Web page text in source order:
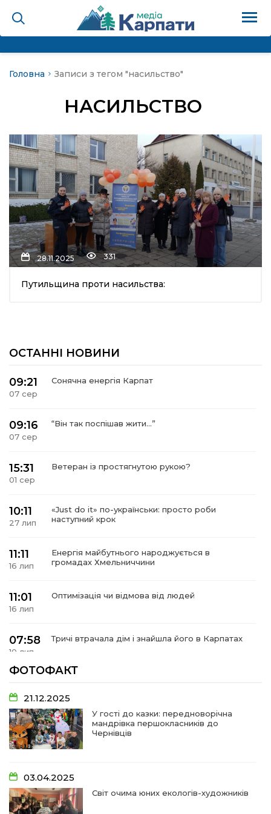
голос гірського
холєра, шо вповідає
вісті
умови придбання
Головна Записи з тегом "насильство"
НАСИЛЬСТВО
28.11.2025 331
Путильщина проти насильства:
ОСТАННІ НОВИНИ
09:21
07 сер
Сонячна енергія Карпат
09:16
07 сер
“Він так поспішав жити…”
15:31
01 сер
Ветеран із простягнутою рукою?
10:11
27 лип
«Just do it» по-українськи: просто роби
наступний крок
11:11
16 лип
Енергія майбутнього народжується в
громадах Хмельниччини
11:01
16 лип
Оптимізація чи відмова від людей
07:58
10 лип
Тричі втрачала дім і знайшла його в Карпатах
10 лип
13:30
06 лип
Від прикордонної застави до Донбасу:
14:18
01 лип
Творчі підсумки юних художників
ФОТОФАКТ
21.12.2025
У гості до казки: передноворічна
мандрівка першокласників до
Чернівців
03.04.2025
Світ очима юних екологів-художників